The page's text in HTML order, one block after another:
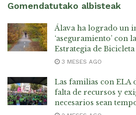
Gomendatutako albisteak
Álava ha logrado un
‘aseguramiento’ con
Estrategia de
3 MESES AGO
Las familias con ELA
falta de recursos y
necesarios sean